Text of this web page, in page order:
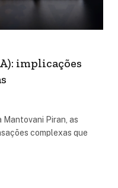
implicações
Mantovani Piran, as
complexas que